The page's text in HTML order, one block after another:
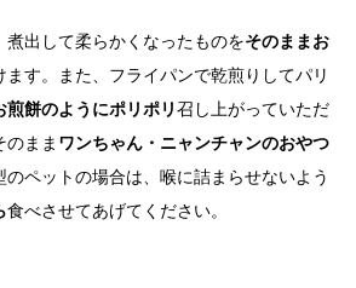
出して柔らかくなったものをそのままお
ます。また、フライパンで乾煎りしてパリ
煎餅のようにポリポリ召し上がっていただ
のまま ワンちゃん・ニャンチャンのおやつ
ペットの場合は、喉に詰まらせないよう
食べさせてあげてください。